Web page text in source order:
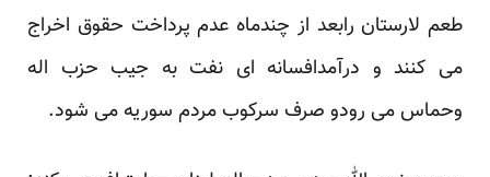
طعم لارستان رابعد از چندماه عدم پرداخت حقوق اخراج
می کنند و درآمدافسانه ای نفت به جیب حزب اله
وحماس می رودو صرف سرکوب مردم سوریه می شود.